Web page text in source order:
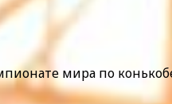
мира по